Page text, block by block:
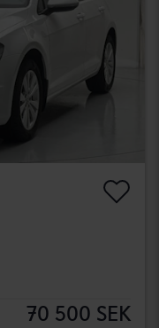
70 500 SEK